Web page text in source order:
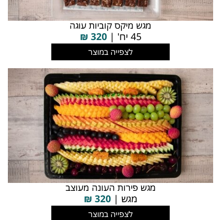
מגש מיקס קוביות עוגה
45 יח' | 320
₪
לצפייה במוצר
מגש פירות העונה מעוצב
מגש | 320
₪
לצפייה במוצר